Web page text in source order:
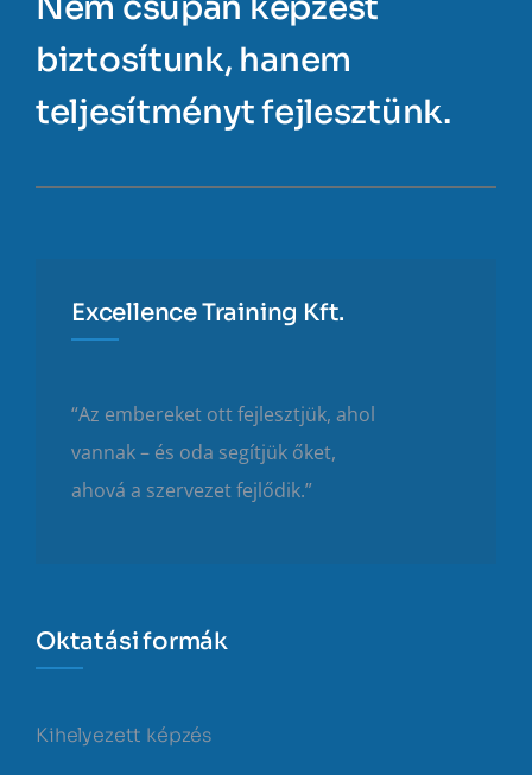
biztosítunk, hanem
teljesítményt fejlesztünk.
Excellence Training Kft.
“Az embereket ott fejlesztjük, ahol
vannak – és oda segítjük őket,
ahová a szervezet fejlődik.”
Oktatási formák
Kihelyezett képzés